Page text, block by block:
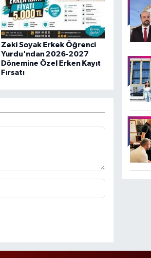
Zeki Soyak Erkek Öğrenci
Yurdu'ndan 2026-2027
Dönemine Özel Erken Kayıt
Fırsatı